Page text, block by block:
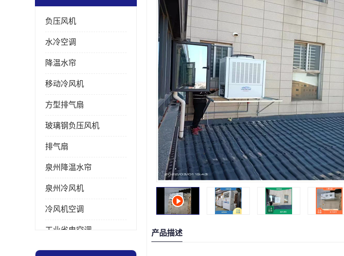
负压风机
水冷空调
降温水帘
移动冷风机
方型排气扇
玻璃钢负压风机
排气扇
泉州降温水帘
泉州冷风机
冷风机空调
工业省电空调
工业大吊扇
产品描述